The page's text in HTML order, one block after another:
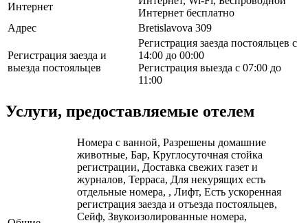
Интернет
Интернет бесплатно
Адрес
Bretislavova 309
Регистрация заезда и
выезда постояльцев
Регистрация заезда постояльцев с
14:00 до 00:00
Регистрация выезда с 07:00 до
11:00
Услуги, предоставляемые отелем
Номера с ванной, Разрешены домашние
животные, Бар, Круглосуточная стойка
регистрации, Доставка свежих газет и
журналов, Терраса, Для некурящих есть
отдельные номера, , Лифт, Есть ускоренная
регистрация заезда и отъезда постояльцев,
Сейф, Звукоизолированные номера,